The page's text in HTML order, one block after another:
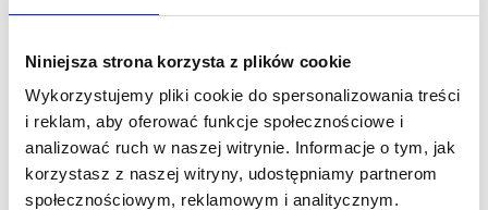
Niniejsza strona korzysta z plików cookie
Wykorzystujemy pliki cookie do spersonalizowania treści
i reklam, aby oferować funkcje społecznościowe i
analizować ruch w naszej witrynie. Informacje o tym, jak
korzystasz z naszej witryny, udostępniamy partnerom
społecznościowym, reklamowym i analitycznym.
przechowywanie są wyjątkowo wygodne i praktyczne.
Podana cena dotyczy namiotu składającego się z:
- dachu z wydrukiem
- falbany z wydrukiem
- trzech ścian pełnych z wydrukiem jednostronnym